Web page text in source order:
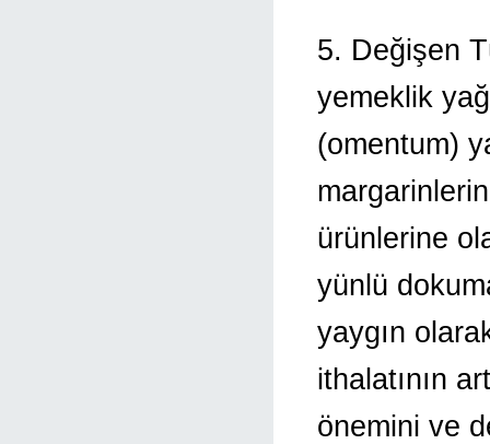
5. Değişen
yemeklik
(omentum)
ürünlerine
yünlü
yaygın
ithalatının
önemini ve